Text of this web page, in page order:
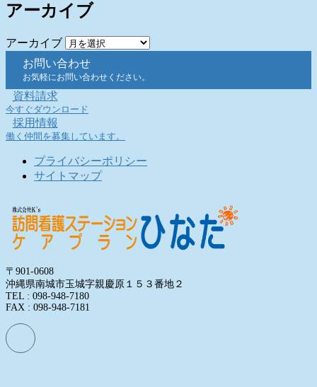
アーカイブ
アーカイブ
お問い合わせ
お気軽にお問い合わせください。
資料請求
今すぐダウンロード
採用情報
働く仲間を募集しています。
プライバシーポリシー
サイトマップ
〒901-0608
沖縄県南城市玉城字親慶原１５３番地２
TEL : 098-948-7180
FAX : 098-948-7181